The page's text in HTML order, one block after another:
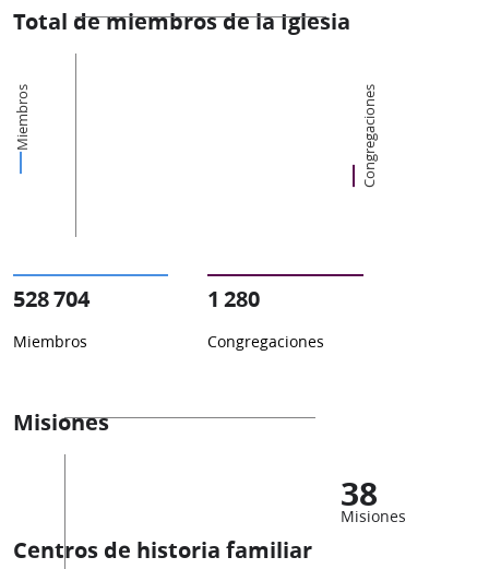
Total de miembros de la Iglesia
Miembros Congregaciones
528 704
Miembros
1 280
Congregaciones
Misiones
38
Misiones
Centros de historia familiar